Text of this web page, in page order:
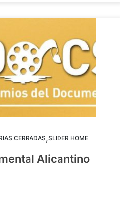
CERRADAS,SLIDER HOME
Alicantino